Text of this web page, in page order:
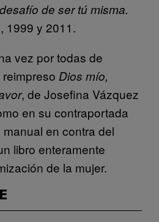
de ser tú misma.
1999 y 2011.
vez por todas de
Dios mío,
, de Josefina Vázquez
en su contraportada
en contra del
libro enteramente
de la mujer.